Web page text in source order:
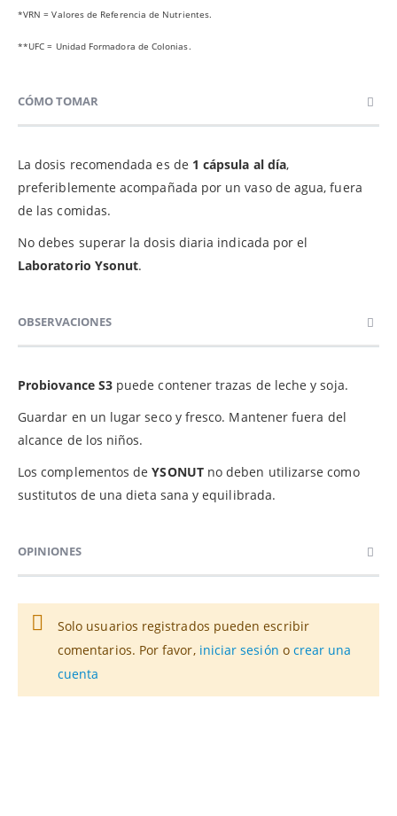
*VRN = Valores de Referencia de Nutrientes.
**UFC = Unidad Formadora de Colonias.
CÓMO TOMAR
La dosis recomendada es de 1 cápsula al día,
preferiblemente acompañada por un vaso de agua, fuera
de las comidas.
No debes superar la dosis diaria indicada por el
Laboratorio Ysonut.
OBSERVACIONES
Probiovance S3puede contener trazas de leche y soja.
Guardar en un lugar seco y fresco. Mantener fuera del
alcance de los niños.
Los complementos deYSONUTno deben utilizarse como
sustitutos de una dieta sana y equilibrada.
OPINIONES
Solo usuarios registrados pueden escribir
comentarios. Por favor, iniciar sesión o crear una
cuenta